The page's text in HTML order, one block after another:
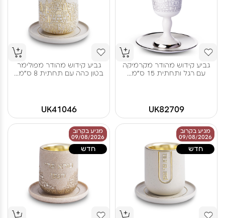
גביע קידוש מהודר מקרמיקה
עם רגל ותחתית 15 ס"מ...
UK82709
גביע קידוש מהודר מפולימר
בטון כהה עם תחתית 8 ס"מ...
UK41046
מגיע בקרוב
09/08/2026
חדש
מגיע בקרוב
09/08/2026
חדש